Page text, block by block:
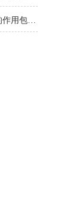
ERAD280-4K 逆变器的作用包括哪些？